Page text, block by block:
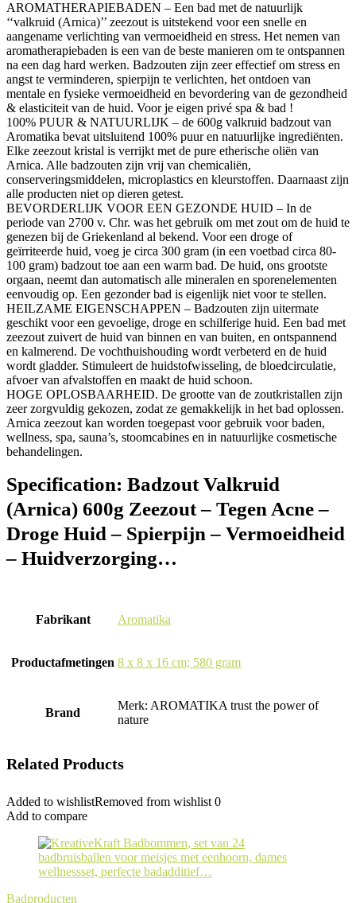
AROMATHERAPIEBADEN – Een bad met de natuurlijk
‘‘valkruid (Arnica)’’ zeezout is uitstekend voor een snelle en
aangename verlichting van vermoeidheid en stress. Het nemen van
aromatherapiebaden is een van de beste manieren om te ontspannen
na een dag hard werken. Badzouten zijn zeer effectief om stress en
angst te verminderen, spierpijn te verlichten, het ontdoen van
mentale en fysieke vermoeidheid en bevordering van de gezondheid
& elasticiteit van de huid. Voor je eigen privé spa & bad !
100% PUUR & NATUURLIJK – de 600g valkruid badzout van
Aromatika bevat uitsluitend 100% puur en natuurlijke ingrediënten.
Elke zeezout kristal is verrijkt met de pure etherische oliën van
Arnica. Alle badzouten zijn vrij van chemicaliën,
conserveringsmiddelen, microplastics en kleurstoffen. Daarnaast zijn
alle producten niet op dieren getest.
BEVORDERLIJK VOOR EEN GEZONDE HUID – In de
periode van 2700 v. Chr. was het gebruik om met zout om de huid te
genezen bij de Griekenland al bekend. Voor een droge of
geïrriteerde huid, voeg je circa 300 gram (in een voetbad circa 80-
100 gram) badzout toe aan een warm bad. De huid, ons grootste
orgaan, neemt dan automatisch alle mineralen en sporenelementen
eenvoudig op. Een gezonder bad is eigenlijk niet voor te stellen.
HEILZAME EIGENSCHAPPEN – Badzouten zijn uitermate
geschikt voor een gevoelige, droge en schilferige huid. Een bad met
zeezout zuivert de huid van binnen en van buiten, en ontspannend
en kalmerend. De vochthuishouding wordt verbeterd en de huid
wordt gladder. Stimuleert de huidstofwisseling, de bloedcirculatie,
afvoer van afvalstoffen en maakt de huid schoon.
HOGE OPLOSBAARHEID. De grootte van de zoutkristallen zijn
zeer zorgvuldig gekozen, zodat ze gemakkelijk in het bad oplossen.
Arnica zeezout kan worden toegepast voor gebruik voor baden,
wellness, spa, sauna’s, stoomcabines en in natuurlijke cosmetische
behandelingen.
Specification: Badzout Valkruid
(Arnica) 600g Zeezout – Tegen Acne –
Droge Huid – Spierpijn – Vermoeidheid
– Huidverzorging…
Fabrikant ‎Aromatika
Productafmetingen ‎8 x 8 x 16 cm; 580 gram
Brand
Merk: AROMATIKA trust the power of
nature
Related Products
Added to wishlistRemoved from wishlist 0
Add to compare
Badproducten